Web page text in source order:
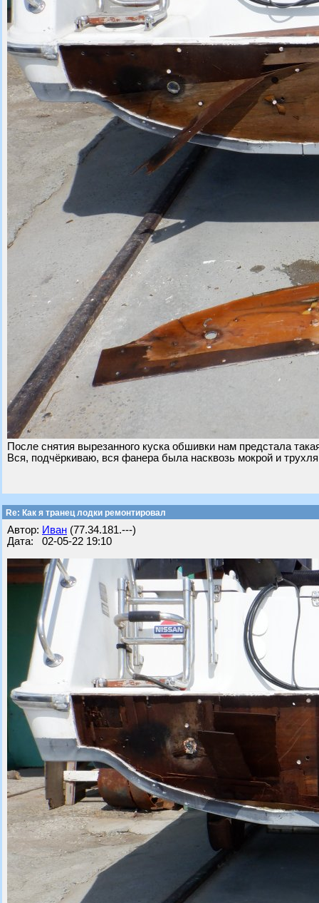
После снятия вырезанного куска обшивки нам предстала
Вся, подчёркиваю, вся фанера была насквозь мокрой и
Re: Как я транец лодки ремонтировал
Автор: Иван (77.34.181.---)
Дата: 02-05-22 19:10